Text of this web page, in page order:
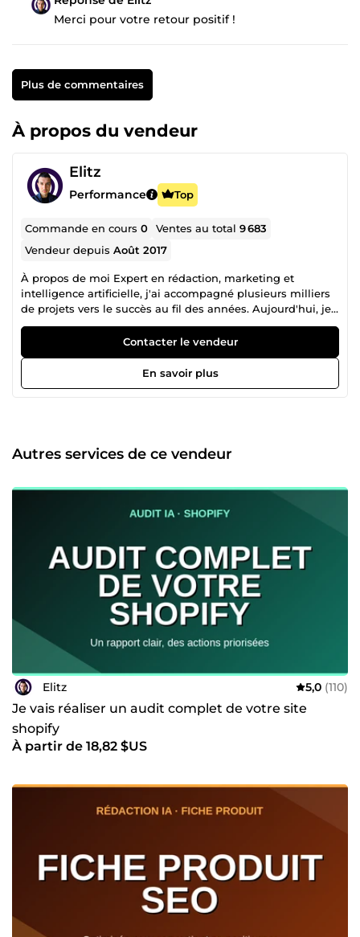
Merci pour votre retour positif !
Plus de commentaires
À propos du vendeur
Elitz
Performance Top
Commande en cours0 Ventes au total9 683
Vendeur depuisAoût 2017
À propos de moi Expert en rédaction, marketing et
intelligence artificielle, j'ai accompagné plusieurs milliers
de projets vers le succès au fil des années. Aujourd'hui, je
travaille en solo, et c'est une force. Plus d'intermédiaires,
plus de délais inutiles : un seul interlocuteur, dédié à votre
projet, qui maîtrise l'ensemble de la chaîne de valeur. Ce
qui captent l'attention et convertissent Marketing digital :
combinant mon expertise terrain à la puissance des outils
d'IA de dernière génération, je vous offre une qualité
qu'aucune agence ne peut égaler. De la stratégie à
l'exécution, je suis votre partenaire de confiance pour
Contacter le vendeur
En savoir plus
Autres services de ce vendeur
Elitz 5,0 (110)
Je vais réaliser un audit complet de votre site
shopify
À partir de 18,82 $US